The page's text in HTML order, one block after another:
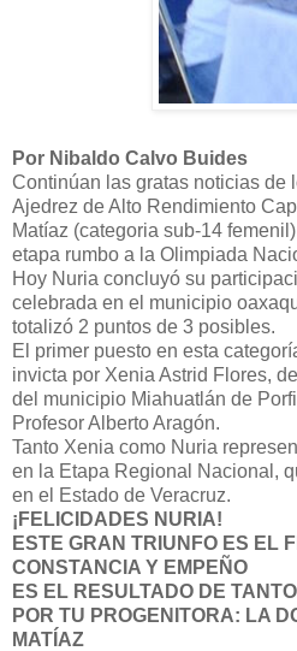
Por Nibaldo Calvo Buides
Continúan las gratas noticias de
Ajedrez de Alto Rendimiento
Matíaz (categoria sub-14
etapa rumbo a la Olimpiada
Hoy Nuria concluyó su
celebrada en el municipio
totalizó 2 puntos de 3 posibles.
El primer puesto en esta
invicta por Xenia Astrid Flores,
del municipio Miahuatlán de
Profesor Alberto Aragón.
Tanto Xenia como Nuria
en la Etapa Regional Nacional,
en el Estado de Veracruz.
¡FELICIDADES NURIA!
ESTE GRAN TRIUNFO ES EL
CONSTANCIA Y EMPEÑO
ES EL RESULTADO DE
POR TU PROGENITORA: LA
MATÍAZ